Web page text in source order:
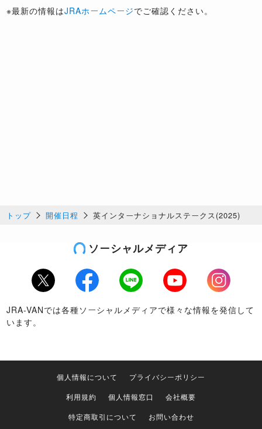
※最新の情報はJRAホームページでご確認ください。
トップ 開催日程 英インターナショナルステークス(2025)
ソーシャルメディア
Twitter Facebook LINE Youtube
Instagram
JRA-VANでは各種ソーシャルメディアで様々な情報を発信して
います。
個人情報について
プライバシーポリシー
利用規約
個人情報窓口
会社概要
特定商取引について
お問い合わせ